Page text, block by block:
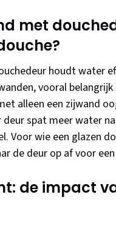
met
houdt water
vooral
alleen een zijwand
spat meer water
Voor wie een glazen
de deur op af voor
de impact